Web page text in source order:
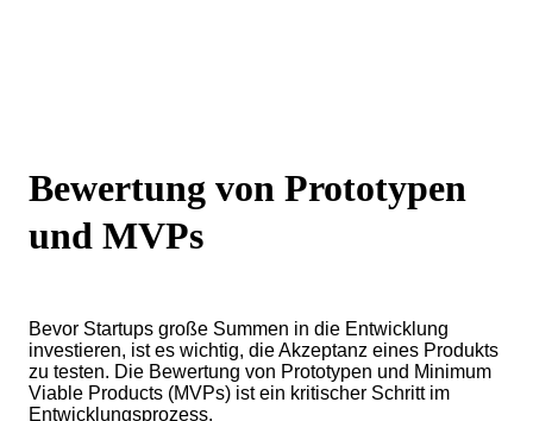
Bewertung von Prototypen
und MVPs
Bevor Startups große Summen in die Entwicklung
investieren, ist es wichtig, die Akzeptanz eines Produkts
zu testen. Die Bewertung von Prototypen und Minimum
Viable Products (MVPs) ist ein kritischer Schritt im
Entwicklungsprozess.